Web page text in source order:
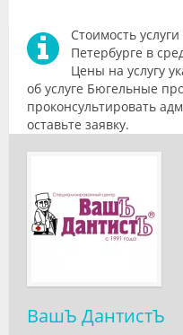
Лаборатории
Стоимость
Петербурге в
Цены на услугу
об услуге Бюгельные
проконсультировать
оставьте заявку.
ВашЪ ДантистЪ